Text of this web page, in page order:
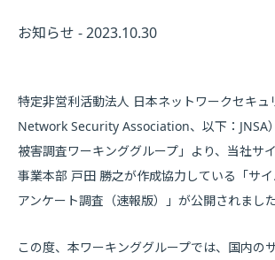
お知らせ - 2023.10.30
特定非営利活動法人 日本ネットワークセキュ
Network Security Association、以下：JNSA
被害調査ワーキンググループ」より、当社サ
事業本部 戸田 勝之が作成協力している「サ
アンケート調査（速報版）」が公開されました
この度、本ワーキンググループでは、国内の